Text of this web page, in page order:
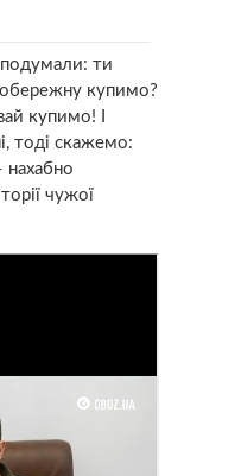
ти
купимо?
купимо! І
тоді скажемо:
нахабно
чужої